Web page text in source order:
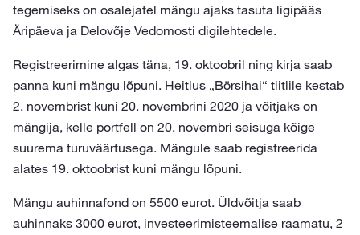
tegemiseks on osalejatel mängu ajaks tasuta ligipääs
Äripäeva ja Delovõje Vedomosti digilehtedele.
Registreerimine algas täna, 19. oktoobril ning kirja saab
panna kuni mängu lõpuni. Heitlus „Börsihai“ tiitlile kestab
2. novembrist kuni 20. novembrini 2020 ja võitjaks on
mängija, kelle portfell on 20. novembri seisuga kõige
suurema turuväärtusega. Mängule saab registreerida
alates 19. oktoobrist kuni mängu lõpuni.
Mängu auhinnafond on 5500 eurot. Üldvõitja saab
auhinnaks 3000 eurot, investeerimisteemalise raamatu, 2